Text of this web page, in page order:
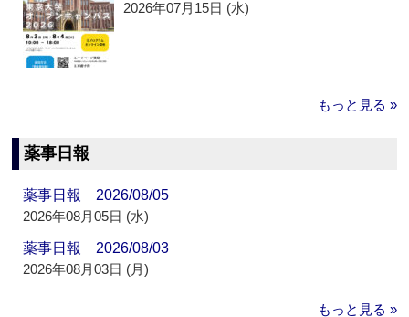
2026年07月15日 (水)
もっと見る »
薬事日報
薬事日報 2026/08/05
2026年08月05日 (水)
薬事日報 2026/08/03
2026年08月03日 (月)
もっと見る »